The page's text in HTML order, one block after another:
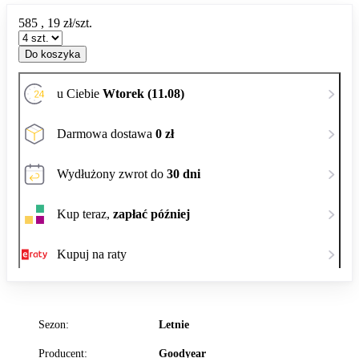
Sezon: Letnie
Producent: Goodyear
585 , 19 zł/szt.
Do koszyka
u Ciebie Wtorek (11.08)
Darmowa dostawa 0 zł
Wydłużony zwrot do 30 dni
Kup teraz, zapłać później
Kupuj na raty